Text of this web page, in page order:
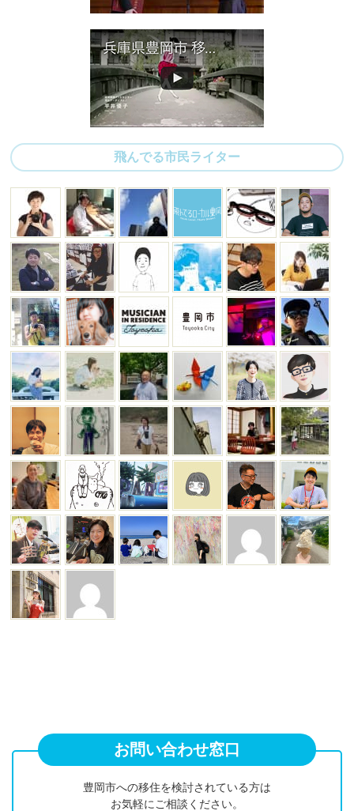
飛んでる市民ライター
お問い合わせ窓口
豊岡市への移住を検討されている方は
お気軽にご相談ください。